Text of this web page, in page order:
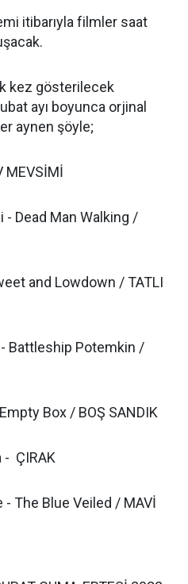
itibarıyla filmler saat
kez gösterilecek
ayı boyunca orjinal
aynen şöyle;
MEVSİMİ
​Dead Man Walking /
and Lowdown / TATLI
​Battleship Potemkin /
Box / BOŞ SANDIK
​ÇIRAK
The Blue Veiled / MAVİ